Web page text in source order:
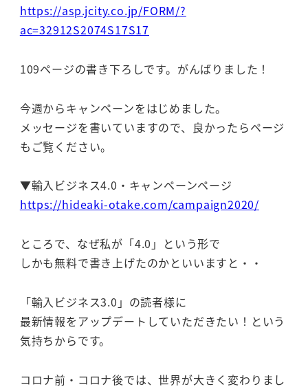
https://asp.jcity.co.jp/FORM/?
ac=32912S2074S17S17
109ページの書き下ろしです。がんばりました！
今週からキャンペーンをはじめました。
メッセージを書いていますので、良かったらページ
もご覧ください。
▼輸入ビジネス4.0・キャンペーンページ
https://hideaki-otake.com/campaign2020/
ところで、なぜ私が「4.0」という形で
しかも無料で書き上げたのかといいますと・・
「輸入ビジネス3.0」の読者様に
最新情報をアップデートしていただきたい！という
気持ちからです。
コロナ前・コロナ後では、世界が大きく変わりまし